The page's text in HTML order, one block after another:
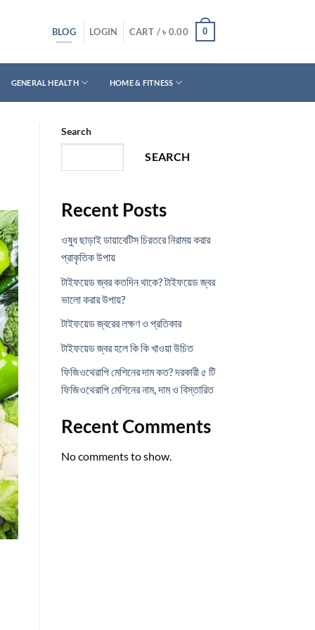
BLOG LOGIN CART /৳ 0.00 0
GENERAL HEALTH HOME & FITNESS
Search
SEARCH
Recent Posts
ওষুধ ছাড়াই ডায়াবেটিস চিরতরে নিরাময় করার
প্রাকৃতিক উপায়
টাইফয়েড জ্বর কতদিন থাকে? টাইফয়েড জ্বর
ভালো করার উপায়?
টাইফয়েড জ্বরের লক্ষণ ও প্রতিকার
টাইফয়েড জ্বর হলে কি কি খাওয়া উচিত
ফিজিওথেরাপি মেশিনের দাম কত? দরকারী ৫ টি
ফিজিওথেরাপি মেশিনের নাম, দাম ও বিস্তারিত
Recent Comments
No comments to show.